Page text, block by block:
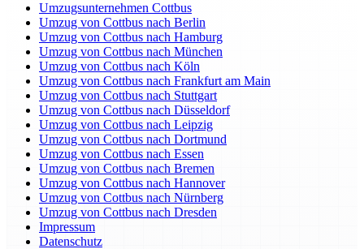
Umzugsunternehmen Cottbus
Umzug von Cottbus nach Berlin
Umzug von Cottbus nach Hamburg
Umzug von Cottbus nach München
Umzug von Cottbus nach Köln
Umzug von Cottbus nach Frankfurt am Main
Umzug von Cottbus nach Stuttgart
Umzug von Cottbus nach Düsseldorf
Umzug von Cottbus nach Leipzig
Umzug von Cottbus nach Dortmund
Umzug von Cottbus nach Essen
Umzug von Cottbus nach Bremen
Umzug von Cottbus nach Hannover
Umzug von Cottbus nach Nürnberg
Umzug von Cottbus nach Dresden
Impressum
Datenschutz